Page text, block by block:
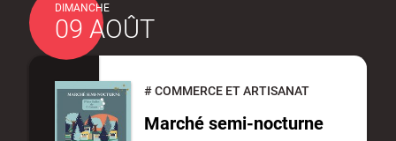
autorisations
d'urbanisme
DIMANCHE
09 AOÛT
#COMMERCE ET ARTISANAT
Marché semi-nocturne